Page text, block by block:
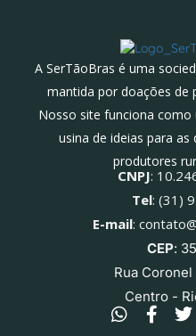
A SerTãoBras é uma
mantida por doações de
Nosso site funciona
usina de ideias para
produtores
CNPJ:
Tel: (31)
E-mail:
CEP:
Rua
Centro -